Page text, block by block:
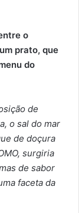
o
prato, que
do
de
o sal do mar
de doçura
surgiria
de sabor
faceta da